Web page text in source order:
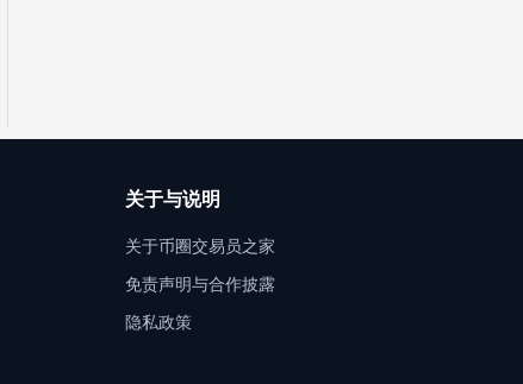
关于与说明
关于币圈交易员之家
免责声明与合作披露
隐私政策